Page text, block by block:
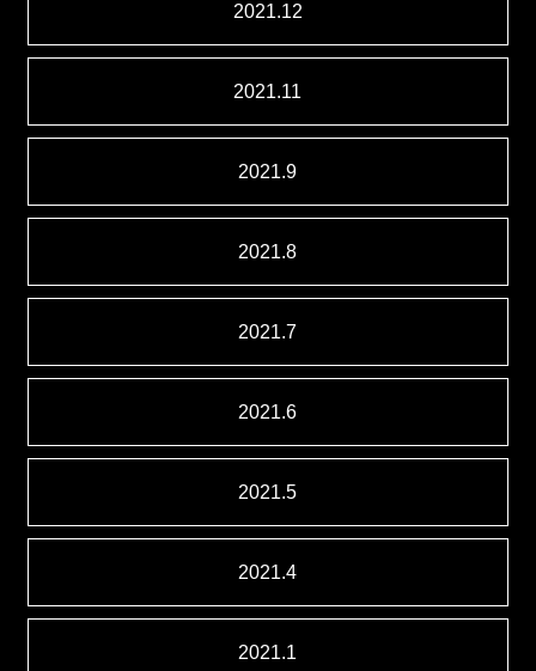
2021.12
2021.11
2021.9
2021.8
2021.7
2021.6
2021.5
2021.4
2021.1